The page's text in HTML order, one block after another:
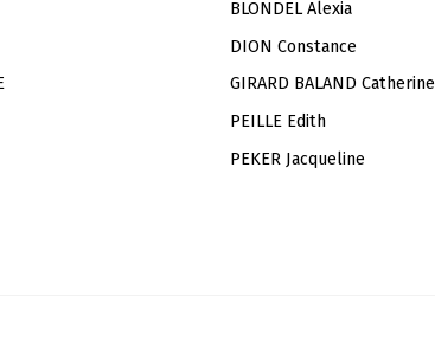
BLONDEL Alexia
DION Constance
GIRARD BALAND Catherine
PEILLE Edith
PEKER Jacqueline